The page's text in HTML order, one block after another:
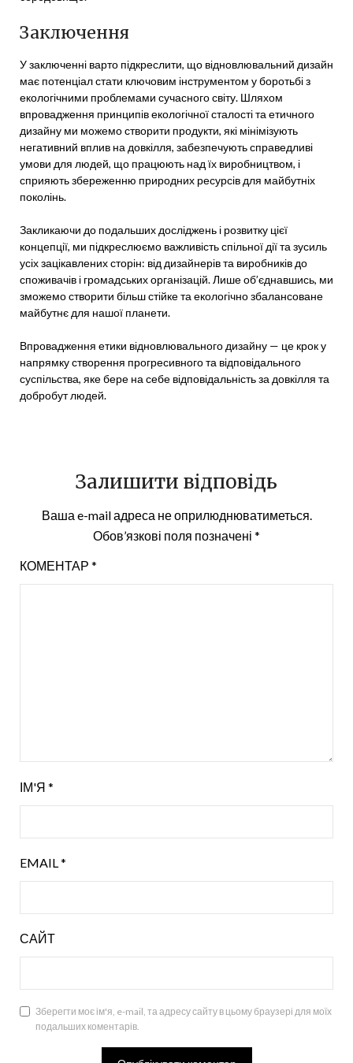
Заключення
У заключенні варто підкреслити, що відновлювальний дизайн
має потенціал стати ключовим інструментом у боротьбі з
екологічними проблемами сучасного світу. Шляхом
впровадження принципів екологічної сталості та етичного
дизайну ми можемо створити продукти, які мінімізують
негативний вплив на довкілля, забезпечують справедливі
умови для людей, що працюють над їх виробництвом, і
сприяють збереженню природних ресурсів для майбутніх
поколінь.
Закликаючи до подальших досліджень і розвитку цієї
концепції, ми підкреслюємо важливість спільної дії та зусиль
усіх зацікавлених сторін: від дизайнерів та виробників до
споживачів і громадських організацій. Лише об’єднавшись, ми
зможемо створити більш стійке та екологічно збалансоване
майбутнє для нашої планети.
Впровадження етики відновлювального дизайну — це крок у
напрямку створення прогресивного та відповідального
суспільства, яке бере на себе відповідальність за довкілля та
добробут людей.
Залишити відповідь
Ваша e-mail адреса не оприлюднюватиметься.
Обов’язкові поля позначені *
КОМЕНТАР *
ІМ'Я *
EMAIL*
САЙТ
Зберегти моє ім'я, e-mail, та адресу сайту в цьому браузері для моїх
подальших коментарів.